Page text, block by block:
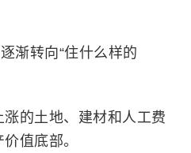
渐转向“住什么样的
的土地、建材和人工费
值底部。